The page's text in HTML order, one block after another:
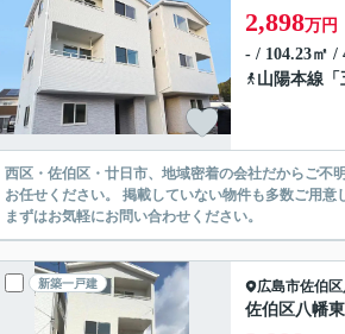
2,898万円
- / 104.23㎡
山陽本線 「
西区・佐伯区・廿日市、地域密着の会社だからご不
お任せください。 掲載していない物件も多数ご用意
まずはお気軽にお問い合わせください。
新築一戸建 広島市佐伯区
佐伯区八幡